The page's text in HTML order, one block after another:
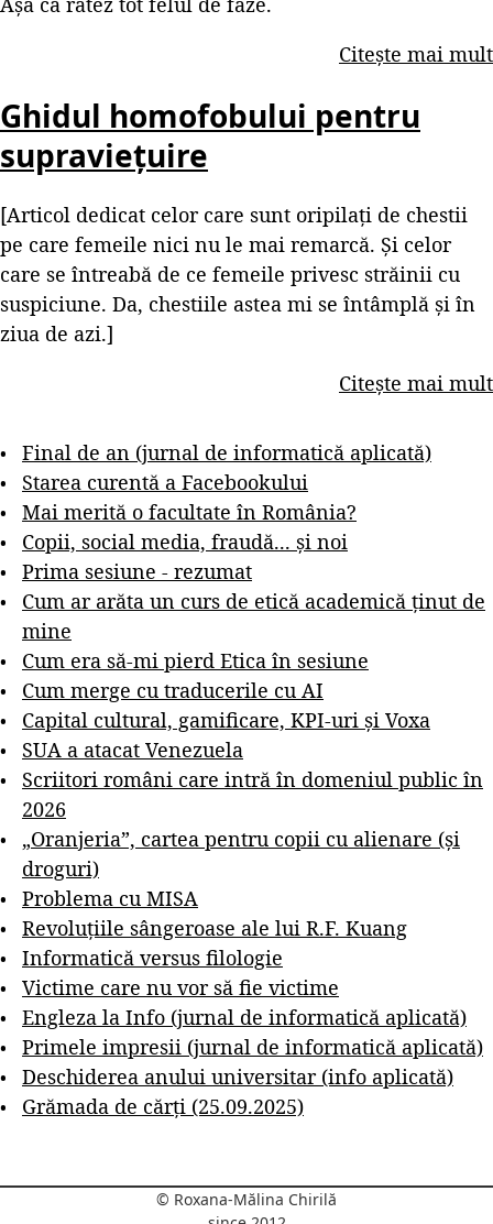
Citește mai mult
Ghidul homofobului pentru
supraviețuire
[Articol dedicat celor care sunt oripilați de chestii
pe care femeile nici nu le mai remarcă. Și celor
care se întreabă de ce femeile privesc străinii cu
suspiciune. Da, chestiile astea mi se întâmplă și în
ziua de azi.]
Citește mai mult
Final de an (jurnal de informatică aplicată)
Starea curentă a Facebookului
Mai merită o facultate în România?
Copii, social media, fraudă... și noi
Prima sesiune - rezumat
Cum ar arăta un curs de etică academică ținut de
mine
Cum era să-mi pierd Etica în sesiune
Cum merge cu traducerile cu AI
Capital cultural, gamificare, KPI-uri și Voxa
SUA a atacat Venezuela
Scriitori români care intră în domeniul public în
2026
„Oranjeria”, cartea pentru copii cu alienare (și
droguri)
Problema cu MISA
Revoluțiile sângeroase ale lui R.F. Kuang
Informatică versus filologie
Victime care nu vor să fie victime
Engleza la Info (jurnal de informatică aplicată)
Primele impresii (jurnal de informatică aplicată)
Deschiderea anului universitar (info aplicată)
Grămada de cărți (25.09.2025)
© Roxana-Mălina Chirilă